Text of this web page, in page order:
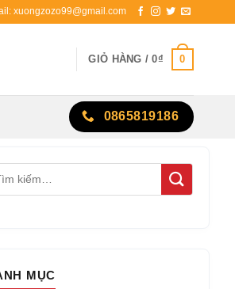
xuongzozo99@gmail.com
GIỎ HÀNG /0₫ 0
0865819186
MỤC